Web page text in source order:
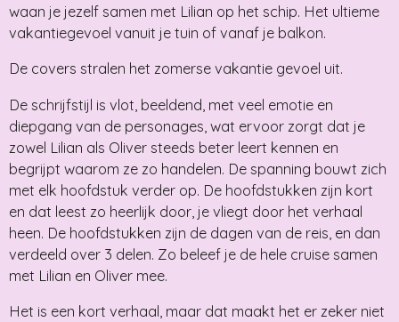
waan je jezelf samen met Lilian op het schip. Het ultieme
vakantiegevoel vanuit je tuin of vanaf je balkon.
De covers stralen het zomerse vakantie gevoel uit.
De schrijfstijl is vlot, beeldend, met veel emotie en
diepgang van de personages, wat ervoor zorgt dat je
zowel Lilian als Oliver steeds beter leert kennen en
begrijpt waarom ze zo handelen. De spanning bouwt zich
met elk hoofdstuk verder op. De hoofdstukken zijn kort
en dat leest zo heerlijk door, je vliegt door het verhaal
heen. De hoofdstukken zijn de dagen van de reis, en dan
verdeeld over 3 delen. Zo beleef je de hele cruise samen
met Lilian en Oliver mee.
Het is een kort verhaal, maar dat maakt het er zeker niet